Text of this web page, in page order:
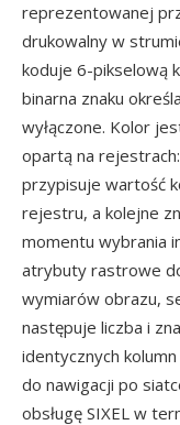
reprezentowanej
drukowalny w
koduje 6-pikselową
binarna znaku
wyłączone. Kolor
opartą na
przypisuje wartość
rejestru, a kolejne
momentu wybrania
atrybuty rastrowe
wymiarów obrazu,
następuje liczba i
identycznych
do nawigacji po
obsługę SIXEL w